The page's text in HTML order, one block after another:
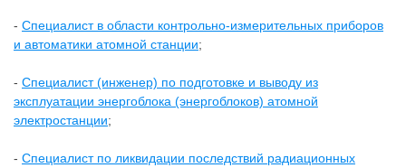
- Специалист в области контрольно-измерительных приборов
и автоматики атомной станции;
- Специалист (инженер) по подготовке и выводу из
эксплуатации энергоблока (энергоблоков) атомной
электростанции;
- Специалист по ликвидации последствий радиационных